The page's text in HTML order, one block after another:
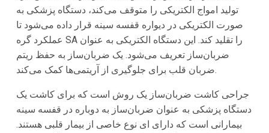
تولید امواج الکتریکی را متوقف می‌کند، دستگاه پزشکی به
صورت الکتریکی در دیواره قفسه سینه قرار داده می‌شود تا
عملکرد گره SA را تقلید کند. این دستگاه الکتریکی به عنوان
ضربان‌ساز تعریف می‌شود. یک ضربان‌ساز به حفظ ریتم
ضربان قلب برای جلوگیری از آریتمی‌ها کمک می‌کند.
جراحی کاشت ضربان‌ساز یک روش است که برای کاشت یک
دستگاه پزشکی به عنوان ضربان‌ساز به دوباره در قفسه سینه
بیمارانی است که دارای ای نوع خاصی از بیمار قلبی هستند.